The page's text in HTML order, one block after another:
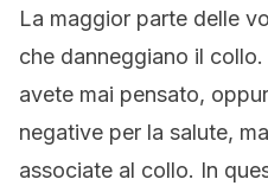
La maggior parte delle
che danneggiano il
avete mai pensato,
negative per la salute,
associate al collo. In